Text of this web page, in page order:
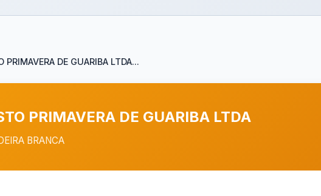
PRIMAVERA DE GUARIBA LTDA...
PRIMAVERA DE GUARIBA LTDA
BRANCA